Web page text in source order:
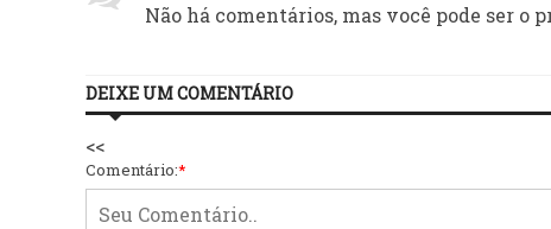
Não há comentários, mas você pode ser o
DEIXE UM COMENTÁRIO
<<
Comentário:*